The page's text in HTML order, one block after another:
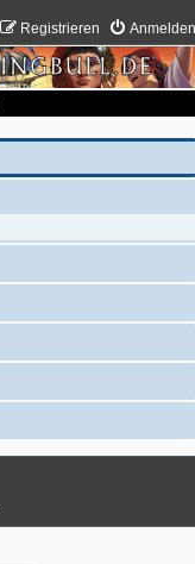
Registrieren